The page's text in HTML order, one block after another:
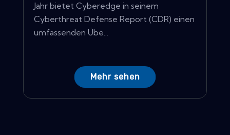
Jahr bietet Cyberedge in seinem
Cyberthreat Defense Report (CDR) einen
umfassenden Übe...
Mehr sehen